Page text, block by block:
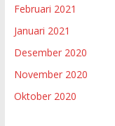
Februari 2021
Januari 2021
Desember 2020
November 2020
Oktober 2020